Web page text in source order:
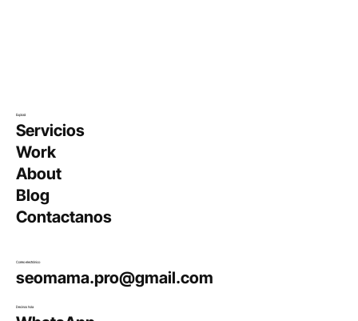
Explorá
Servicios
Work
About
Blog
​Contactanos
Correo electrónico
seomama.pro@gmail.com
Decinos hola